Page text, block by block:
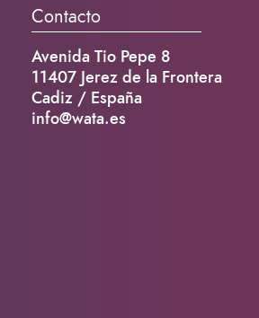
Contacto
Avenida Tio Pepe 8
11407 Jerez de la Frontera
Cadiz / España
info@wata.es